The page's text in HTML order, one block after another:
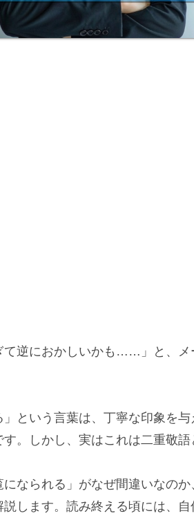
て逆におかしいかも……」と、
という言葉は、丁寧な印象を
。しかし、実はこれは二重敬
なられる」がなぜ間違いなの
説します。読み終える頃には、